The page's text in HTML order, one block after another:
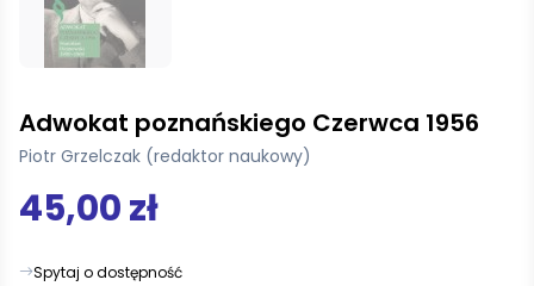
Adwokat poznańskiego Czerwca 1956
Piotr Grzelczak (redaktor naukowy)
45,00 zł
Spytaj o dostępność